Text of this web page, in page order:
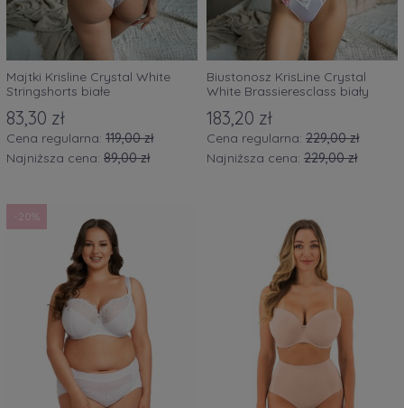
Majtki Krisline Crystal White
Stringshorts białe
83,30 zł
Cena regularna: 119,00 zł
Najniższa cena: 89,00 zł
Biustonosz KrisLine Crystal
White Brassieresclass biały
183,20 zł
Cena regularna: 229,00 zł
Najniższa cena: 229,00 zł
-20%